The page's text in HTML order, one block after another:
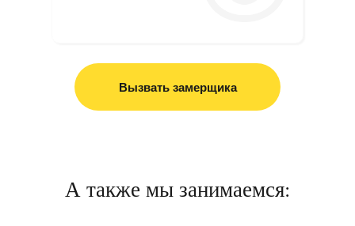
Вызвать замерщика
А также мы занимаемся: